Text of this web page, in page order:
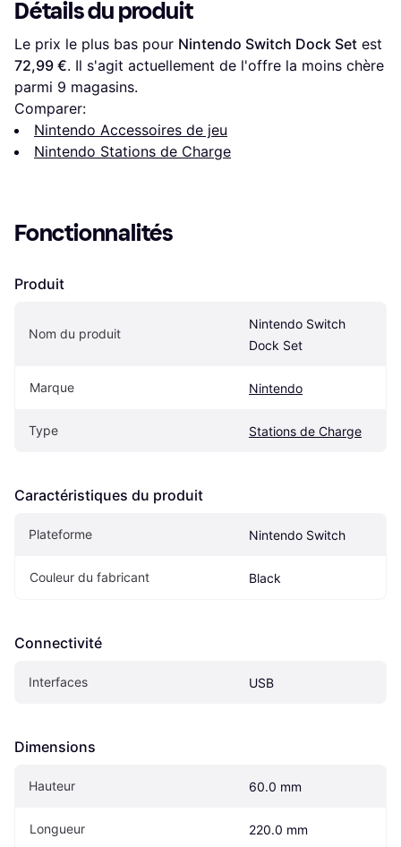
Détails du produit
Le prix le plus bas pour Nintendo Switch Dock Set
72,99 €. Il s'agit actuellement de l'offre la moins chère
parmi 9 magasins.
Comparer:
Nintendo Accessoires de jeu
Nintendo Stations de Charge
Fonctionnalités
Produit
Nom du produit
Nintendo Switch
Dock Set
Marque Nintendo
Type Stations de Charge
Caractéristiques du produit
Plateforme Nintendo Switch
Couleur du fabricant Black
Connectivité
Interfaces USB
Dimensions
Hauteur 60.0 mm
Longueur 220.0 mm